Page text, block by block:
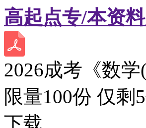
高起点专/本资
2026成考《数
限量100份 仅剩 5
下载